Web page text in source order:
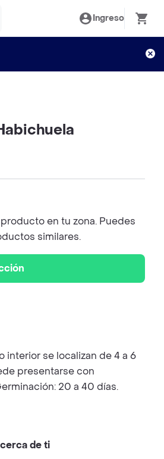
Ingreso
en tu zona. Puedes
similares.
interior se localizan de 4 a 6
presentarse con
20 a 40 días.
de ti